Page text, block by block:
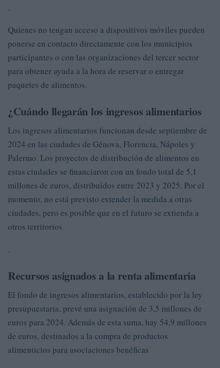
.
Quienes no tengan acceso a dispositivos móviles pueden
ponerse en contacto directamente con los municipios
participantes o con las organizaciones del tercer sector
para obtener ayuda a la hora de reservar o entregar
paquetes de alimentos.
¿Cuándo llegarán los ingresos alimentarios
Los ingresos alimentarios funcionan desde septiembre de
2024 en las ciudades de Génova, Florencia, Nápoles y
Palermo. Los proyectos de distribución de alimentos en
estas ciudades se financiaron con un fondo total de 5,1
millones de euros, distribuidos entre 2023 y 2025. Por el
momento, no está previsto extender la medida a otras
ciudades, pero es posible que en el futuro se extienda a
otros territorios
.
Recursos asignados a la renta alimentaria
El fondo de ingresos alimentarios, establecido por la ley
presupuestaria, prevé una asignación de 3,5 millones de
euros para 2024. Además de esta suma, hay 54,9 millones
de euros, destinados a la compra de productos
alimenticios para asociaciones benéficas